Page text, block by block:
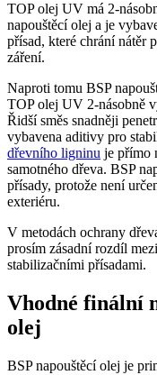
TOP olej UV má 2-
napouštěcí olej a je
přísad, které chrání nátěr
záření.
Naproti tomu BSP
TOP olej UV 2-násobně
Řidší směs snadněji
vybavena aditivy pro
dřevního ligninu je přímo
samotného dřeva. BSP
přísady, protože není
exteriéru.
V metodách ochrany
prosím zásadní rozdíl
stabilizačními přísadami.
Vhodné finální
olej
BSP napouštěcí olej je